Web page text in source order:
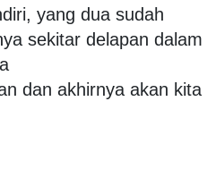
yang dua sudah
sekitar delapan dalam
dan akhirnya akan kita